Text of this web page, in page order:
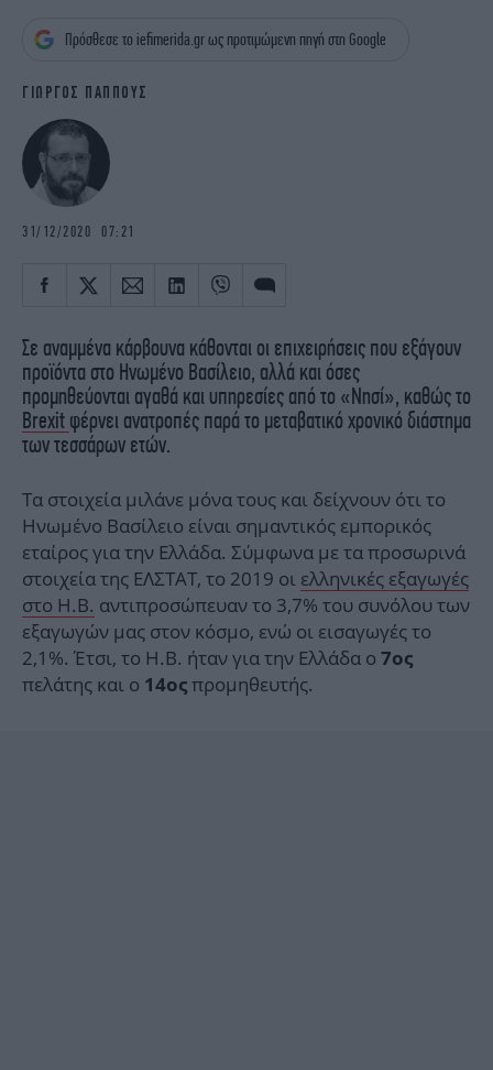
OSCARS
THE OCEAN
NEWSLETTER
Πρόσθεσε το iefimerida.gr ως προτιμώμενη πηγή στη Google
ΓΙΩΡΓΟΣ ΠΑΠΠΟΥΣ
31/12/2020 07:21
Σε αναμμένα κάρβουνα κάθονται οι επιχειρήσεις που εξάγουν
προϊόντα στο Ηνωμένο Βασίλειο, αλλά και όσες
προμηθεύονται αγαθά και υπηρεσίες από το «Νησί», καθώς το
Brexit φέρνει ανατροπές παρά το μεταβατικό χρονικό διάστημα
των τεσσάρων ετών.
Τα στοιχεία μιλάνε μόνα τους και δείχνουν ότι το
Ηνωμένο Βασίλειο είναι σημαντικός εμπορικός
εταίρος για την Ελλάδα. Σύμφωνα με τα προσωρινά
στοιχεία της ΕΛΣΤΑΤ, το 2019 οι ελληνικές εξαγωγές
στο Η.Β. αντιπροσώπευαν το 3,7% του συνόλου των
εξαγωγών μας στον κόσμο, ενώ οι εισαγωγές το
2,1%. Έτσι, το Η.Β. ήταν για την Ελλάδα ο 7ος
πελάτης και ο 14ος προμηθευτής.